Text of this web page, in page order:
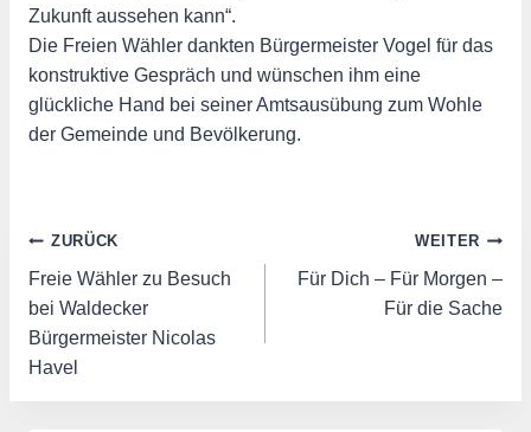
Zukunft aussehen kann“.
Die Freien Wähler dankten Bürgermeister Vogel für das
konstruktive Gespräch und wünschen ihm eine
glückliche Hand bei seiner Amtsausübung zum Wohle
der Gemeinde und Bevölkerung.
Beitragsnavigation
ZURÜCK
Freie Wähler zu Besuch
bei Waldecker
Bürgermeister Nicolas
Havel
WEITER
Für Dich – Für Morgen –
Für die Sache